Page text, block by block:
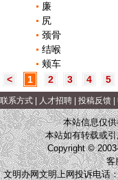
廉
尻
颈骨
结喉
颊车
< 1 2 3 4 5
联系方式 人才招聘 |投稿反馈 |
本站信息仅
本站如有转载或
Copyright ©
客
文明办网文明上网投诉电话